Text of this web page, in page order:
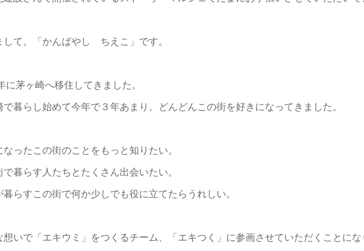
して。「かんばやし ちえこ」です。
に茅ヶ崎へ移住してきました。
で暮らし始めて今年で３年あまり。どんどんこの街を好きになってきました。
ったこの街のことをもっと知りたい。
で暮らす人たちとたくさん出会いたい。
暮らすこの街で何か少しでも役に立てたらうれしい。
想いで「エキウミ」をつくるチーム、「エキつく」に参画させていただくことに